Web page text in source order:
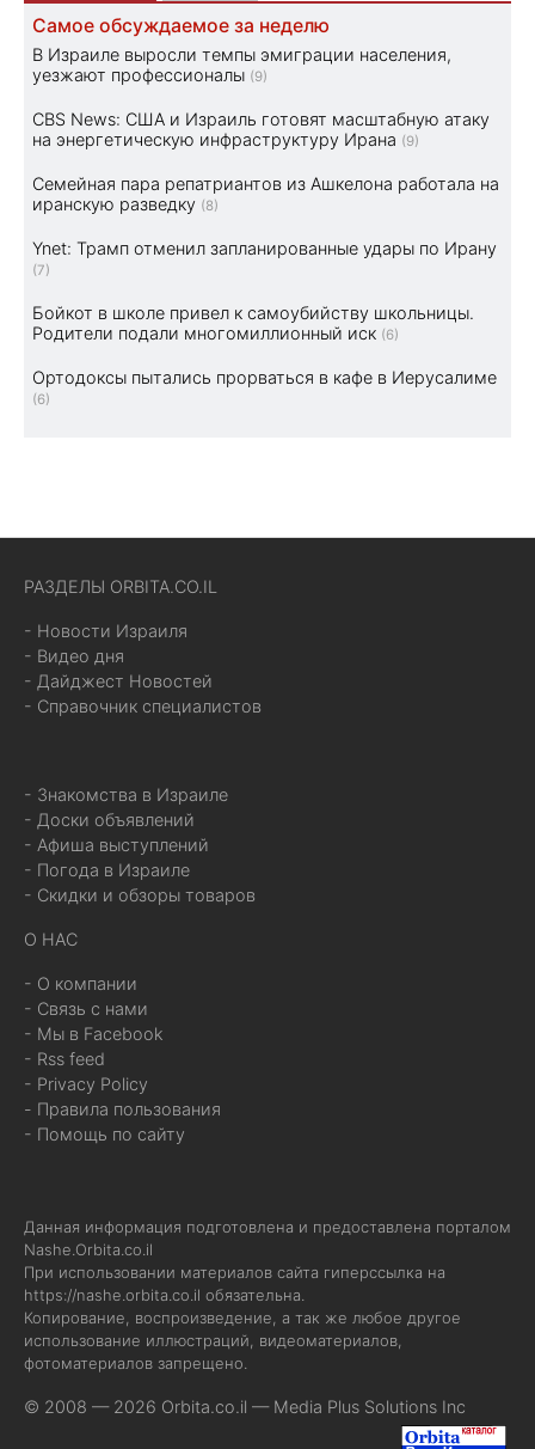
Самое обсуждаемое за неделю
В Израиле выросли темпы эмиграции населения,
уезжают профессионалы (9)
CBS News: США и Израиль готовят масштабную атаку
на энергетическую инфраструктуру Ирана (9)
Семейная пара репатриантов из Ашкелона работала на
иранскую разведку (8)
Ynet: Трамп отменил запланированные удары по Ирану
(7)
Бойкот в школе привел к самоубийству школьницы.
Родители подали многомиллионный иск (6)
Ортодоксы пытались прорваться в кафе в Иерусалиме
(6)
РАЗДЕЛЫ ORBITA.CO.IL
- Новости Израиля
- Видео дня
- Дайджест Новостей
- Справочник специалистов
- Знакомства в Израиле
- Доски объявлений
- Афиша выступлений
- Погода в Израиле
- Скидки и обзоры товаров
О НАС
- О компании
- Связь с нами
- Мы в Facebook
- Rss feed
- Privacy Policy
- Правила пользования
- Помощь по сайту
Данная информация подготовлена и предоставлена порталом
Nashe.Orbita.co.il
При использовании материалов сайта гиперссылка на
https://nashe.orbita.co.il обязательна.
Копирование, воспроизведение, а так же любое другое
использование иллюстраций, видеоматериалов,
фотоматериалов запрещено.
© 2008 — 2026 Orbita.co.il — Media Plus Solutions Inc